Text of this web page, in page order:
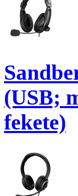
(USB;
fekete)